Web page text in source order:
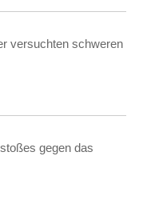
versuchten schweren
gegen das